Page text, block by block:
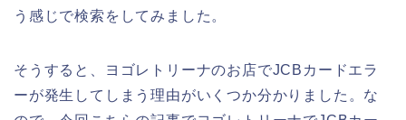
う感じで検索をしてみました。
そうすると、ヨゴレトリーナのお店でJCBカードエラ
ーが発生してしまう理由がいくつか分かりました。な